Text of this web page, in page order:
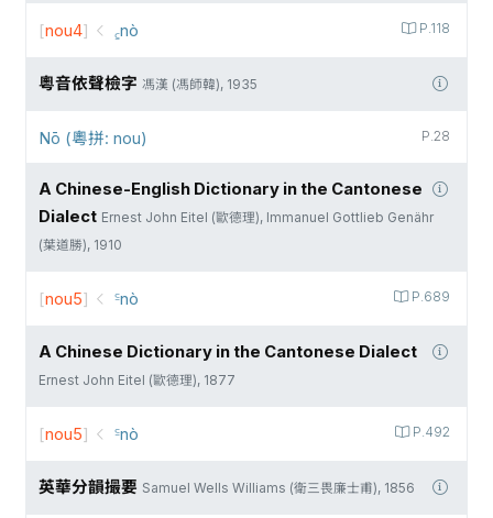
P.118
[nou4] ꜁nò
粵音依聲檢字 馮漢 (馮師韓), 1935
P.28
Nō (粵拼: nou)
A Chinese-English Dictionary in the Cantonese
Dialect Ernest John Eitel (歐德理), Immanuel Gottlieb Genähr
(葉道勝), 1910
P.689
[nou5] ꜃nò
A Chinese Dictionary in the Cantonese Dialect
Ernest John Eitel (歐德理), 1877
P.492
[nou5] ꜃nò
英華分韻撮要 Samuel Wells Williams (衛三畏廉士甫), 1856